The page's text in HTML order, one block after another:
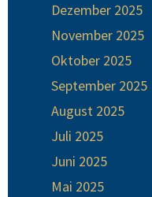
Dezember 2025
November 2025
Oktober 2025
September 2025
August 2025
Juli 2025
Juni 2025
Mai 2025